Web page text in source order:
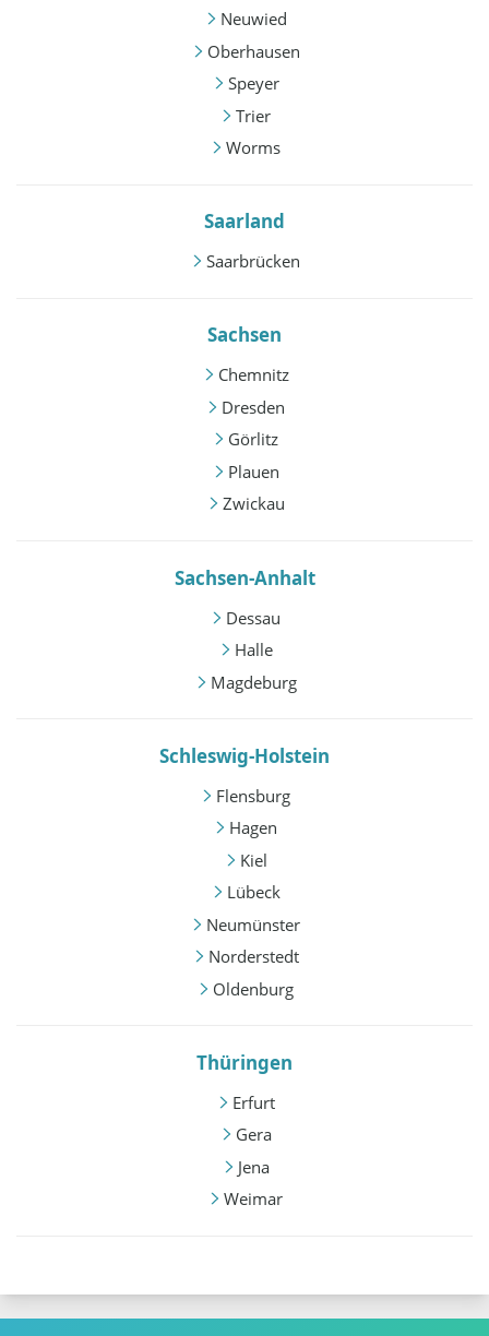
Neuwied
Oberhausen
Speyer
Trier
Worms
Saarland
Saarbrücken
Sachsen
Chemnitz
Dresden
Görlitz
Plauen
Zwickau
Sachsen-Anhalt
Dessau
Halle
Magdeburg
Schleswig-Holstein
Flensburg
Hagen
Kiel
Lübeck
Neumünster
Norderstedt
Oldenburg
Thüringen
Erfurt
Gera
Jena
Weimar